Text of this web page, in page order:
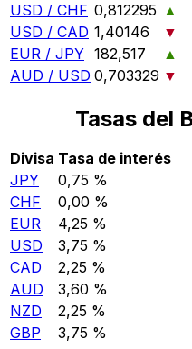
USD / CHF 0,812295 ▲
USD / CAD 1,40146
▼
EUR / JPY 182,517
▲
AUD / USD 0,703329 ▼
Tasas del
Divisa Tasa de interés
JPY
0,75 %
CHF
0,00 %
EUR
4,25 %
USD
3,75 %
CAD
2,25 %
AUD
3,60 %
NZD
2,25 %
GBP
3,75 %